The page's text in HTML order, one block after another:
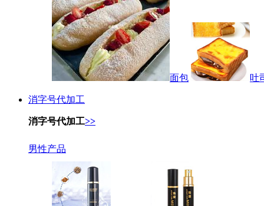
面包 吐
消字号代加工
消字号代加工>>
男性产品